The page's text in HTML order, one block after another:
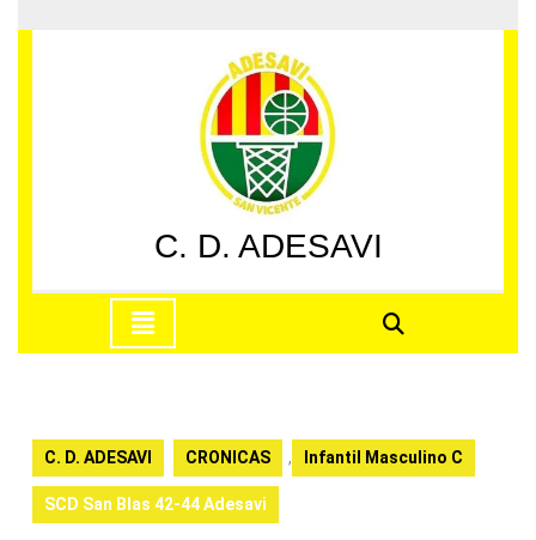
al
C. D. ADESAVI
apertura
C. D. ADESAVI CRONICAS , Infantil Masculino C
SCD San Blas 42-44 Adesavi